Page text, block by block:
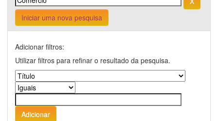
Iniciar uma nova pesquisa
Adicionar filtros:
Utilizar filtros para refinar o resultado da pesquisa.